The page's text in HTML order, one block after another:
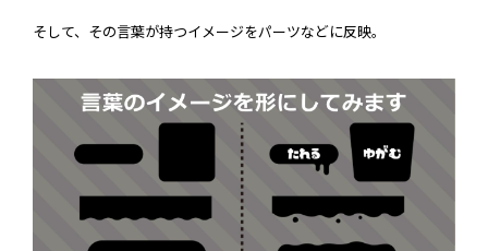
そして、その言葉が持つイメージをパーツなどに反映。